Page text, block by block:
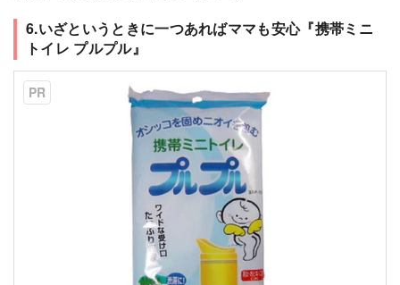
6.いざというときに一つあればママも安心『携帯ミニ
トイレ プルプル』
PR